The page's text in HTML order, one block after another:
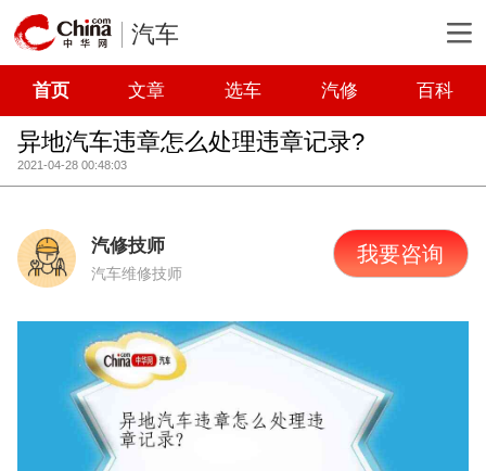
汽车
首页 文章 选车 汽修 百科
异地汽车违章怎么处理违章记录?
2021-04-28 00:48:03
汽修技师
汽车维修技师
我要咨询